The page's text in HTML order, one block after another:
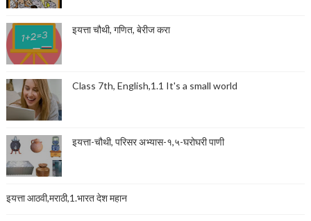
इयत्ता चौथी, गणित, बेरीज करा
Class 7th, English,1.1 It's a small world
इयत्ता-चौथी, परिसर अभ्यास-१,५-घरोघरी पाणी
इयत्ता आठवी,मराठी,1.भारत देश महान